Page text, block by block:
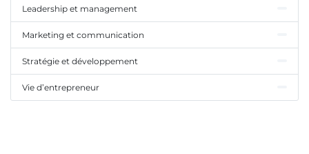
Leadership et management
Marketing et communication
Stratégie et développement
Vie d’entrepreneur